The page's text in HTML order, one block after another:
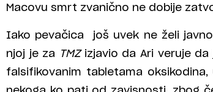
Macovu smrt zvanično ne dobije
Iako pevačica još uvek ne želi
njoj je za
TMZizjavio da Ari veruje da
falsifikovanim tabletama